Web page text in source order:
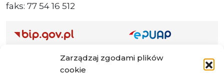
Zarządzaj zgodami plików
cookie
faks: 77 54 16 512
Adres ePUAP Urzędu: /q877fxtk55/SkrytkaESP
Adres do e-Doręczeń